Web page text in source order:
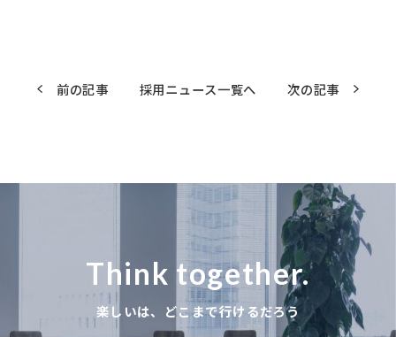
前の記事 採用ニュース一覧へ 次の記事
Think together.
楽しいは、どこまで行けるだろう